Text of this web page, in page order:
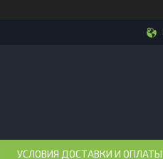
УСЛОВИЯ ДОСТАВКИ И ОПЛАТЫ